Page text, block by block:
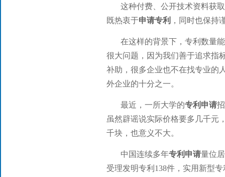
这种付费、公开技术资料获
既热衷于申请专利 ，同时也保持
在这样的背景下，专利数量
很大问题，因为我们善于追求指
补助，很多企业也不在找专业的
外企业的十分之一。
最近，一所大学的专利申请
虽然辟谣说实际价格要多几千元
千块，也意义不大。
中国连续多年专利申请量位
受理发明专利138件，实用新型